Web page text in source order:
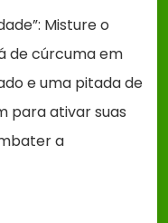
Misture o
de cúrcuma em
e uma pitada de
para ativar suas
a